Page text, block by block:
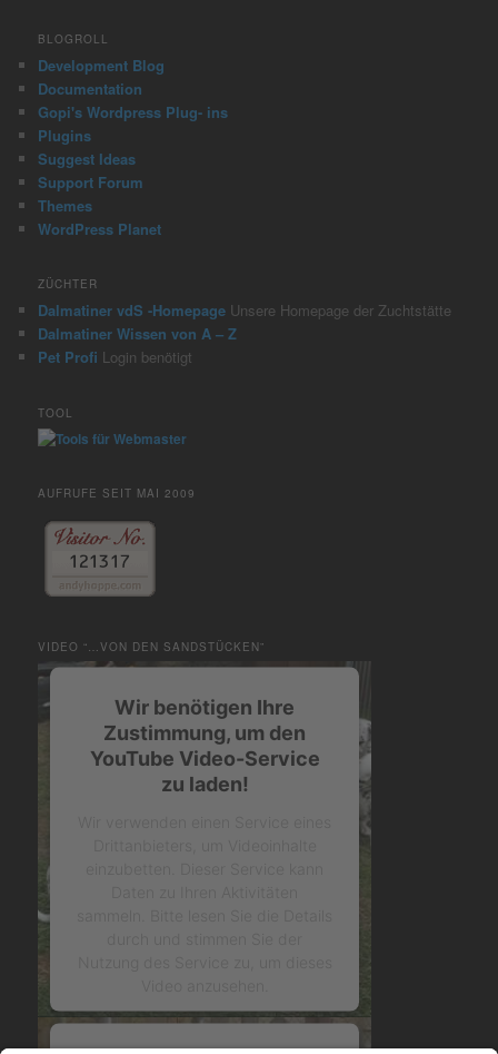
BLOGROLL
Development Blog
Documentation
Gopi's Wordpress Plug- ins
Plugins
Suggest Ideas
Support Forum
Themes
WordPress Planet
ZÜCHTER
Dalmatiner vdS -Homepage Unsere Homepage der Zuchtstätte
Dalmatiner Wissen von A – Z
Pet Profi Login benötigt
TOOL
AUFRUFE SEIT MAI 2009
VIDEO “…VON DEN SANDSTÜCKEN”
Wir benötigen Ihre
Zustimmung, um den
YouTube Video-Service
zu laden!